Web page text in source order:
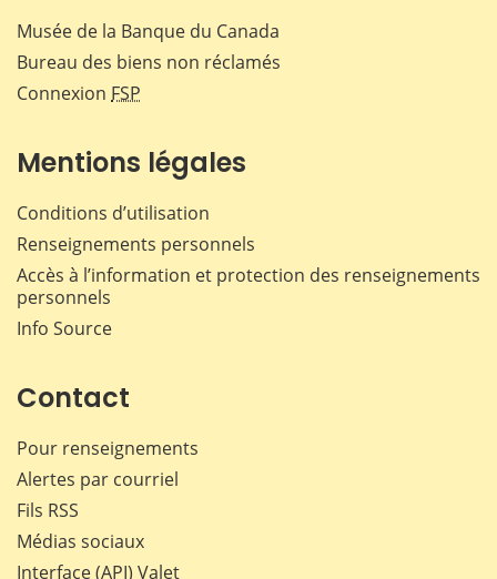
Musée de la Banque du Canada
Bureau des biens non réclamés
Connexion FSP
Mentions légales
Conditions d’utilisation
Renseignements personnels
Accès à l’information et protection des renseignements
personnels
Info Source
Contact
Pour renseignements
Alertes par courriel
Fils RSS
Médias sociaux
Interface (API) Valet